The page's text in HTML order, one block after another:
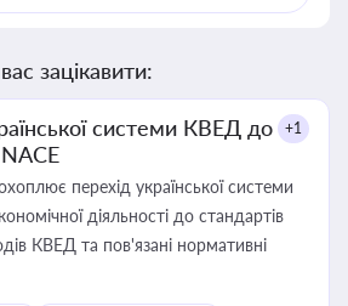
зацікавити:
системи КВЕД до
+1
перехід української системи
діяльності до стандартів
КВЕД та пов'язані нормативні